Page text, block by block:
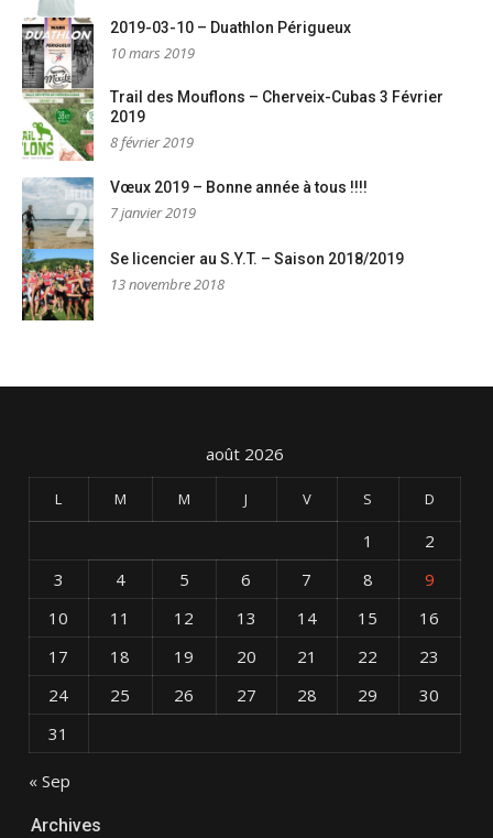
2019-03-10 – Duathlon Périgueux
10 mars 2019
Trail des Mouflons – Cherveix-Cubas 3 Février
2019
8 février 2019
Vœux 2019 – Bonne année à tous !!!!
7 janvier 2019
Se licencier au S.Y.T. – Saison 2018/2019
13 novembre 2018
août 2026
L M M J V S D
1
2
3
4 5 6 7 8
9
10
11 12 13 14 15
16
17
18 19 20 21 22
23
24
25 26 27 28 29
30
31
« Sep
Archives